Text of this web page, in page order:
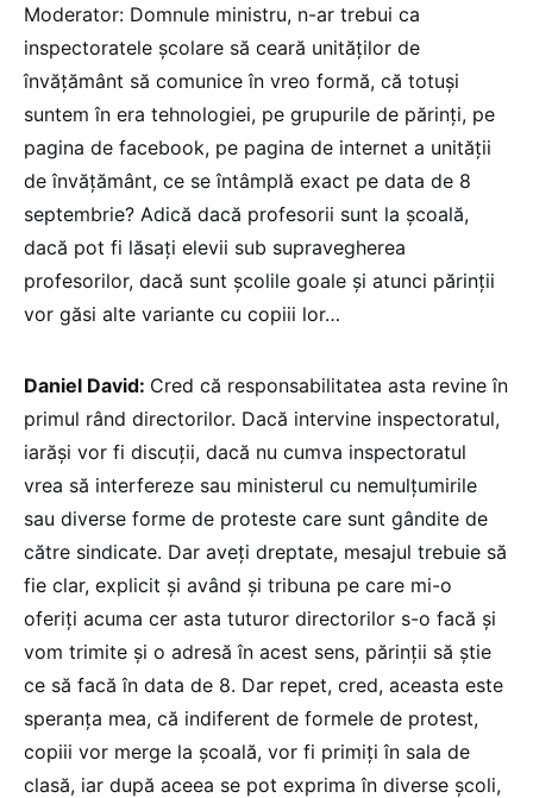
Moderator: Domnule ministru, n-ar trebui ca
inspectoratele școlare să ceară unităților de
învățământ să comunice în vreo formă, că totuși
suntem în era tehnologiei, pe grupurile de părinți, pe
pagina de facebook, pe pagina de internet a unității
de învățământ, ce se întâmplă exact pe data de 8
septembrie? Adică dacă profesorii sunt la școală,
dacă pot fi lăsați elevii sub supravegherea
profesorilor, dacă sunt școlile goale și atunci părinții
vor găsi alte variante cu copiii lor…
Daniel David: Cred că responsabilitatea asta revine în
primul rând directorilor. Dacă intervine inspectoratul,
iarăși vor fi discuții, dacă nu cumva inspectoratul
vrea să interfereze sau ministerul cu nemulțumirile
sau diverse forme de proteste care sunt gândite de
către sindicate. Dar aveți dreptate, mesajul trebuie să
fie clar, explicit și având și tribuna pe care mi-o
oferiți acuma cer asta tuturor directorilor s-o facă și
vom trimite și o adresă în acest sens, părinții să știe
ce să facă în data de 8. Dar repet, cred, aceasta este
speranța mea, că indiferent de formele de protest,
copiii vor merge la școală, vor fi primiți în sala de
clasă, iar după aceea se pot exprima în diverse școli,